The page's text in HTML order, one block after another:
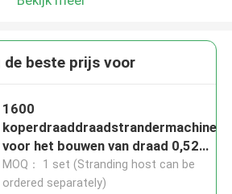
de beste prijs voor
1600
koperdraaddraadstrandermachine
voor het bouwen van draad 0,52
mm
MOQ： 1 set (Stranding host can be
ordered separately)